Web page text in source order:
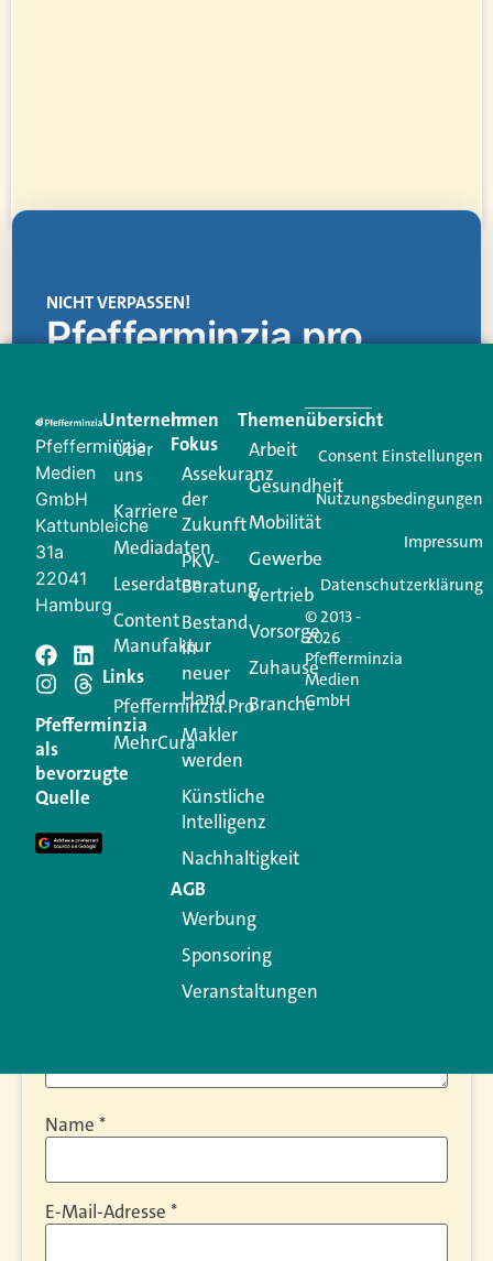
NICHT VERPASSEN!
Pfefferminzia.pro
Creator für Ihre Kundenkommunikation. Alles, was
Ihren Vertriebsalltag leichter macht. Mit nur einem
Login.
Jetzt anmelden
Schreiben Sie einen
Kommentar
Ihre E-Mail-Adresse wird nicht veröffentlicht.
Erforderliche Felder sind mit
Kommentar
Name *
E-Mail-Adresse *
Pfefferminzia
Medien
GmbH
Kattunbleiche
31a
22041
Hamburg
Pfefferminzia
als
bevorzugte
Quelle
Unternehmen
Über
uns
Karriere
Mediadaten
Leserdaten
Content
Manufaktur
Links
Pfefferminzia.Pro
MehrCura
Im
Fokus
Assekuranz
der
Zukunft
PKV-
Beratung
Bestand
in
neuer
Hand
Makler
werden
Künstliche
Intelligenz
Nachhaltigkeit
AGB
Werbung
Sponsoring
Veranstaltungen
Themenübersicht
Arbeit
Gesundheit
Mobilität
Gewerbe
Vertrieb
Vorsorge
Zuhause
Branche
© 2013 -
2026
Pfefferminzia
Medien
GmbH
Consent Einstellungen
Nutzungsbedingungen
Impressum
Datenschutzerklärung